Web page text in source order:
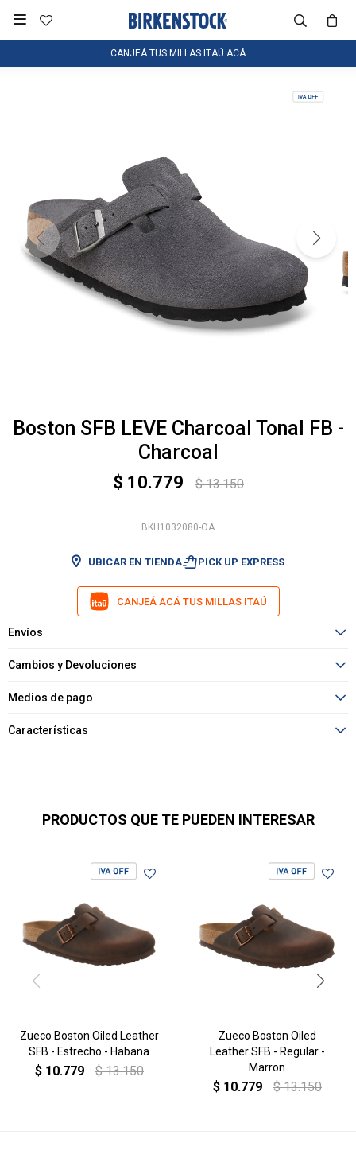

CANJEÁ TUS MILLAS ITAÚ ACÁ
Boston SFB LEVE Charcoal Tonal FB -
Charcoal
$ 10.779 $ 13.150
BKH1032080-OA
UBICAR EN TIENDAshopping_bag_speedPICK UP EXPRESS
CANJEÁ ACÁ TUS MILLAS ITAÚ
Envíos
Cambios y Devoluciones
Medios de pago
Características
PRODUCTOS QUE TE PUEDEN INTERESAR
Zueco Boston Oiled Leather
SFB - Estrecho - Habana
$ 10.779 $ 13.150
Zueco Boston Oiled
Leather SFB - Regular -
Marron
$ 10.779 $ 13.150